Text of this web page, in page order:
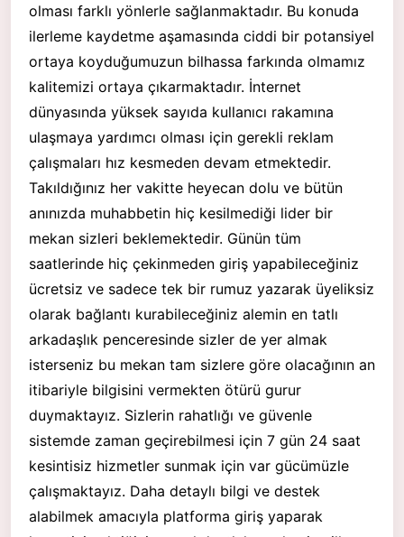
olması farklı yönlerle sağlanmaktadır. Bu konuda
ilerleme kaydetme aşamasında ciddi bir potansiyel
ortaya koyduğumuzun bilhassa farkında olmamız
kalitemizi ortaya çıkarmaktadır. İnternet
dünyasında yüksek sayıda kullanıcı rakamına
ulaşmaya yardımcı olması için gerekli reklam
çalışmaları hız kesmeden devam etmektedir.
Takıldığınız her vakitte heyecan dolu ve bütün
anınızda muhabbetin hiç kesilmediği lider bir
mekan sizleri beklemektedir. Günün tüm
saatlerinde hiç çekinmeden giriş yapabileceğiniz
ücretsiz ve sadece tek bir rumuz yazarak üyeliksiz
olarak bağlantı kurabileceğiniz alemin en tatlı
arkadaşlık penceresinde sizler de yer almak
isterseniz bu mekan tam sizlere göre olacağının an
itibariyle bilgisini vermekten ötürü gurur
duymaktayız. Sizlerin rahatlığı ve güvenle
sistemde zaman geçirebilmesi için 7 gün 24 saat
kesintisiz hizmetler sunmak için var gücümüzle
çalışmaktayız. Daha detaylı bilgi ve destek
alabilmek amacıyla platforma giriş yaparak